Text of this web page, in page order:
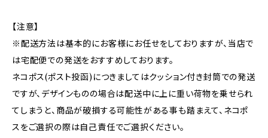
【注意】
※配送方法は基本的にお客様にお任せをしておりますが、当店で
は宅配便での発送をおすすめしております。
ネコポス(ポスト投函)につきましてはクッション付き封筒での発送
ですが、デザインものの場合は配送中に上に重い荷物を乗せられ
てしまうと、商品が破損する可能性がある事も踏まえて、ネコポ
スをご選択の際は自己責任でご選択ください。